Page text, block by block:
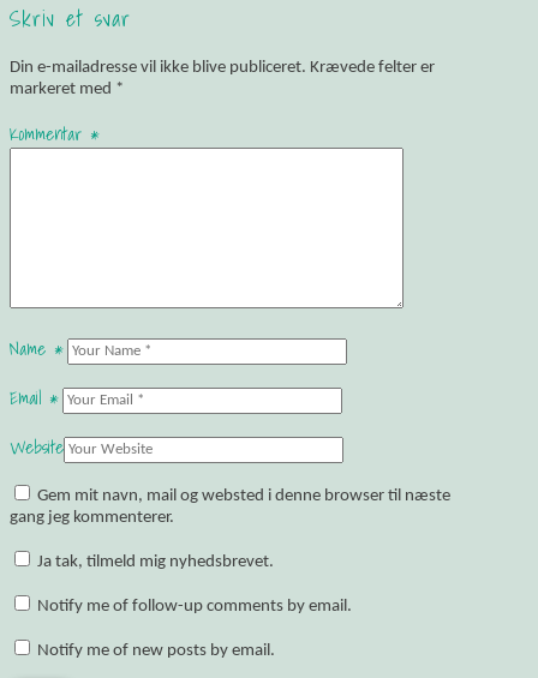
Skriv et svar
Din e-mailadresse vil ikke blive publiceret. Krævede felter er
markeret med *
Kommentar *
Name *
Email *
Website
Gem mit navn, mail og websted i denne browser til næste
gang jeg kommenterer.
Ja tak, tilmeld mig nyhedsbrevet.
Notify me of follow-up comments by email.
Notify me of new posts by email.